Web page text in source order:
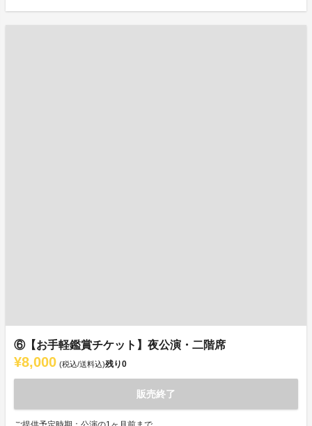
⑥【お手軽鑑賞チケット】夜公演・二階席
¥8,000 (税込/送料込)残り0
販売終了